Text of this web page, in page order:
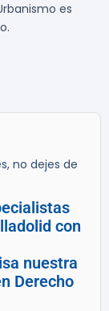
es
no dejes de
con
nuestra
Derecho